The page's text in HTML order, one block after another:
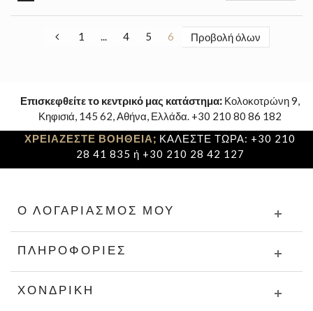
1 ... 4 5 6 Προβολή όλων
Επισκεφθείτε το κεντρικό μας κατάστημα: Κολοκοτρώνη 9,
Κηφισιά, 145 62, Αθήνα, Ελλάδα. +30 210 80 86 182
ΧΡΕΙΑΖΕΣΤΕ ΒΟΗΘΕΙΑ; ΚΑΛΕΣΤΕ ΤΩΡΑ: +30 210
28 41 835 ή +30 210 28 42 127
Ο ΛΟΓΑΡΙΑΣΜΌΣ ΜΟΥ
ΠΛΗΡΟΦΟΡΊΕΣ
ΧΟΝΔΡΙΚΉ